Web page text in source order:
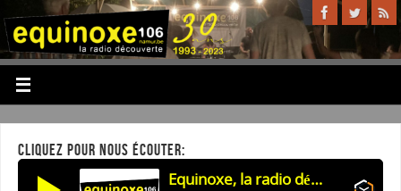
CLIQUEZ POUR NOUS ÉCOUTER:
Equinoxe, la radio découverte